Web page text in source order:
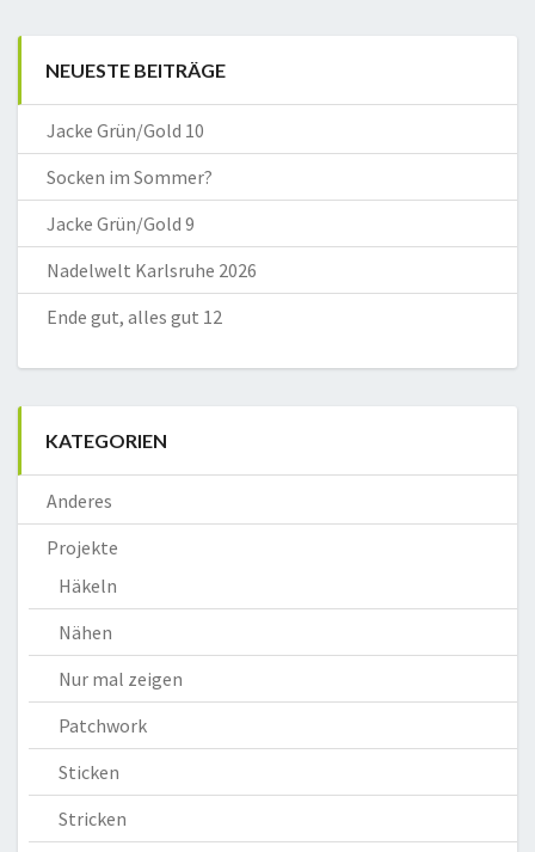
NEUESTE BEITRÄGE
Jacke Grün/Gold 10
Socken im Sommer?
Jacke Grün/Gold 9
Nadelwelt Karlsruhe 2026
Ende gut, alles gut 12
KATEGORIEN
Anderes
Projekte
Häkeln
Nähen
Nur mal zeigen
Patchwork
Sticken
Stricken